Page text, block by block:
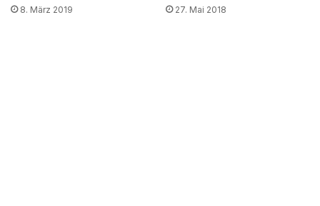
8. März 2019 27. Mai 2018